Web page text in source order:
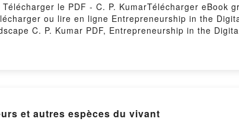
le PDF - C. P. KumarTélécharger eBook
ou lire en ligne Entrepreneurship in the
C. P. Kumar PDF, Entrepreneurship in the
VK, Entrepreneurship in the Digital Landscape
et autres espèces du vivant